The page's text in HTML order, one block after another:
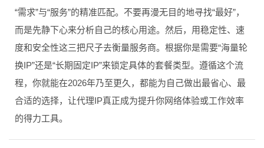
“需求”与“服务”的精准匹配。不要再漫无目的地寻找“最好”，
而是先静下心来分析自己的核心用途。然后，用稳定性、速
度和安全性这三把尺子去衡量服务商。根据你是需要“海量轮
换IP”还是“长期固定IP”来锁定具体的套餐类型。遵循这个流
程，你就能在2026年乃至更久，都能为自己做出最省心、最
合适的选择，让代理IP真正成为提升你网络体验或工作效率
的得力工具。